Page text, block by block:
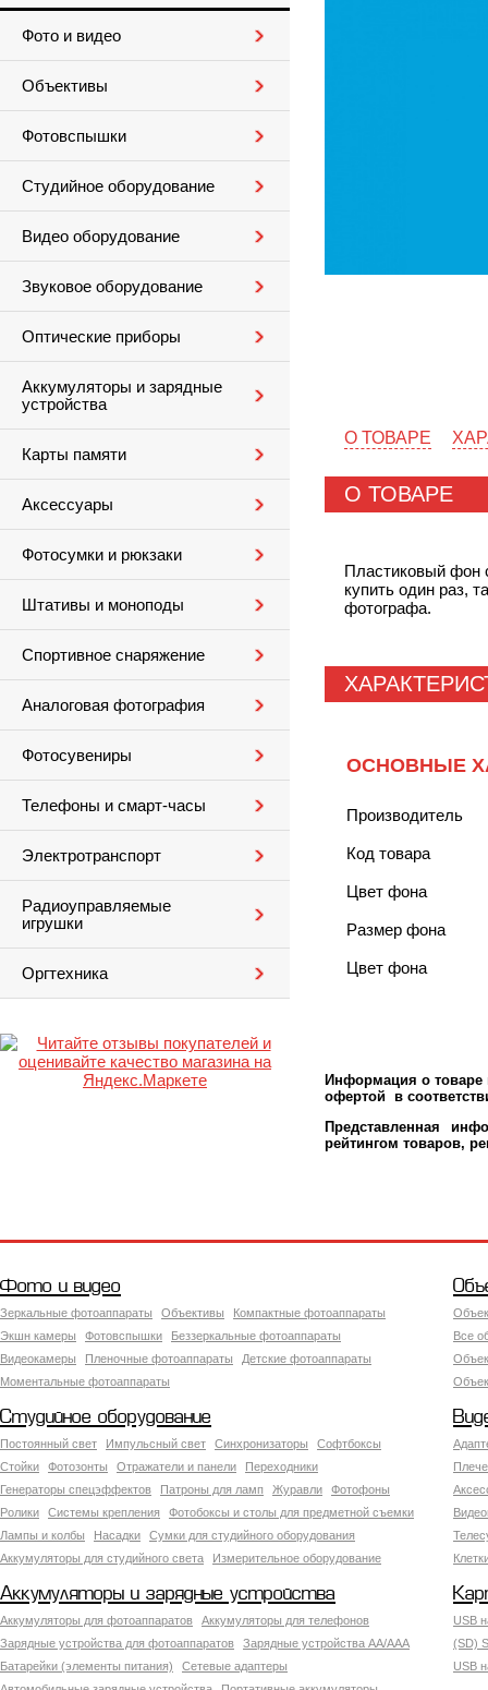
Фото и видео
Объективы
Фотовспышки
Студийное оборудование
Видео оборудование
Звуковое оборудование
Оптические приборы
Аккумуляторы и зарядные
устройства
Карты памяти
Аксессуары
Фотосумки и рюкзаки
Штативы и моноподы
Спортивное снаряжение
Аналоговая фотография
Фотосувениры
Телефоны и смарт-часы
Электротранспорт
Радиоуправляемые
игрушки
Оргтехника
О ТОВАРЕ
О ТОВАРЕ
Пластиковый фон
купить один раз,
фотографа.
ОСНОВНЫЕ
Производитель
Код товара
Цвет фона
Размер фона
Цвет фона
Информация о товаре
офертой в
Представленная
рейтингом товаров,
Фото и видео
Зеркальные фотоаппараты Объективы
Компактные фотоаппараты
Экшн камеры
Фотовспышки
Беззеркальные фотоаппараты
Видеокамеры
Пленочные фотоаппараты
Детские фотоаппараты
Моментальные фотоаппараты
Все
Студийное оборудование
Постоянный свет Импульсный свет Синхронизаторы
Софтбоксы
Стойки
Фотозонты Отражатели и панели
Переходники
Генераторы спецэффектов
Патроны для ламп Журавли
Фотофоны
Ролики
Системы крепления
Фотобоксы и столы для предметной съемки
Лампы и колбы
Насадки
Сумки для студийного оборудования
Аккумуляторы для студийного света
Измерительное оборудование
Аккумуляторы и зарядные устройства
Аккумуляторы для фотоаппаратов
Аккумуляторы для телефонов
Зарядные устройства для фотоаппаратов
Зарядные устройства AA/AAA
Батарейки (элементы питания)
Сетевые адаптеры
USB
(SD)
USB